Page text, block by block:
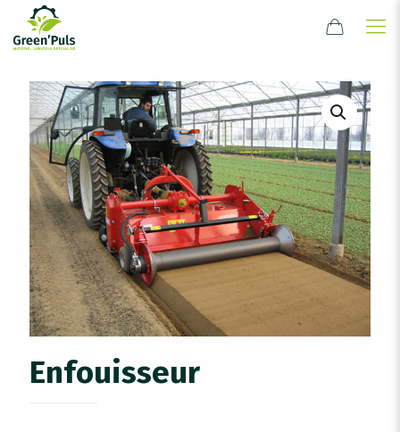
Enfouisseur